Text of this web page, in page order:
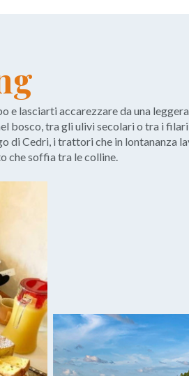
e lasciarti accarezzare da una
bosco, tra gli ulivi secolari o tra i
di Cedri, i trattori che in lontananza
che soffia tra le colline.